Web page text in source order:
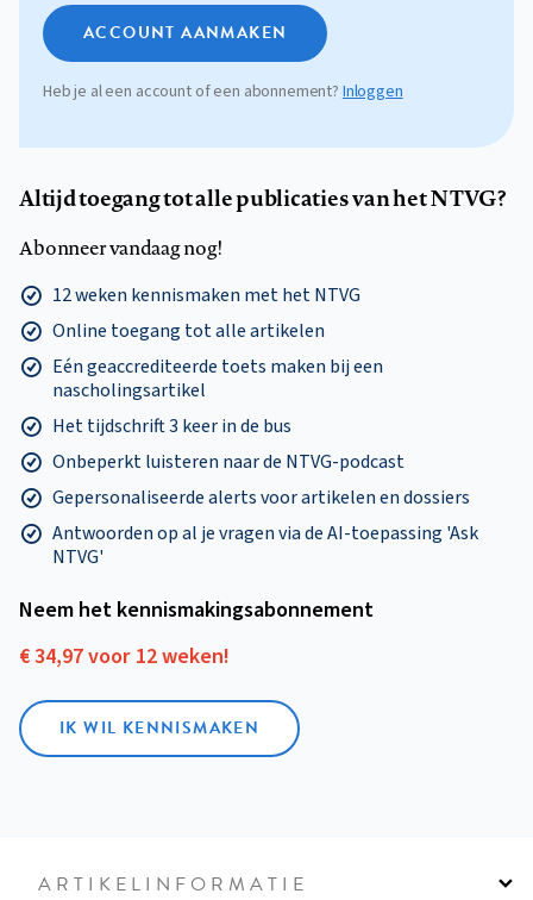
ACCOUNT AANMAKEN
Heb je al een account of een abonnement? Inloggen
Altijd toegang tot alle publicaties van het NTVG?
Abonneer vandaag nog!
12 weken kennismaken met het NTVG
Online toegang tot alle artikelen
Eén geaccrediteerde toets maken bij een
nascholingsartikel
Het tijdschrift 3 keer in de bus
Onbeperkt luisteren naar de NTVG-podcast
Gepersonaliseerde alerts voor artikelen en dossiers
Antwoorden op al je vragen via de AI-toepassing 'Ask
NTVG'
Neem het kennismakings­abonnement
€ 34,97 voor 12 weken!
IK WIL KENNISMAKEN
ARTIKELINFORMATIE